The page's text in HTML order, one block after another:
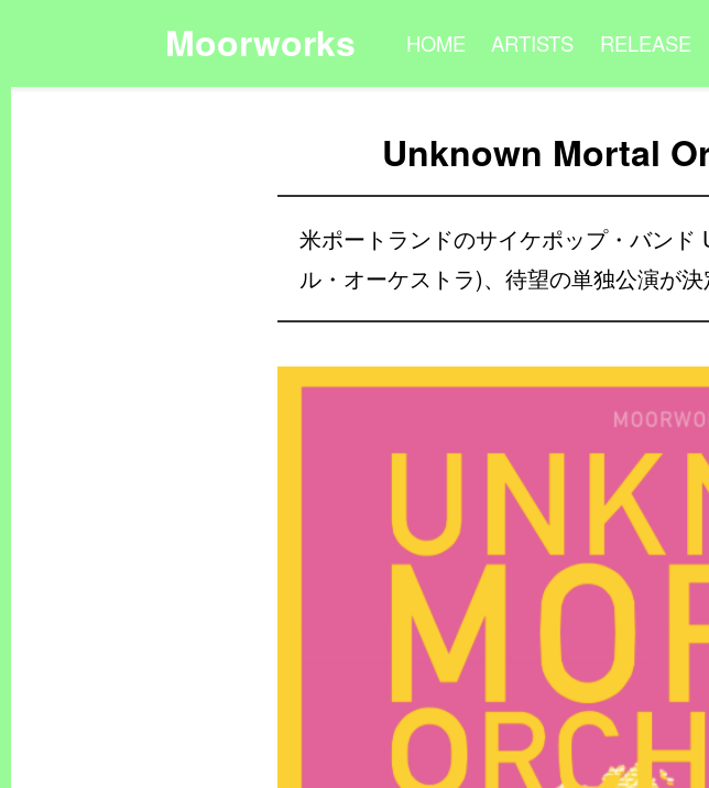
Moorworks HOME ARTISTS RELEASE
Unknown Mortal
米ポートランドのサイケポップ・バン
ル・オーケストラ)、待望の単独公演が決